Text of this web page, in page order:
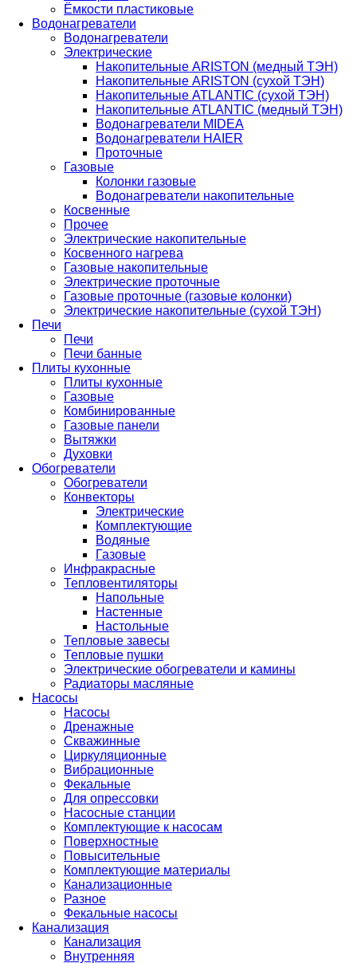
Ёмкости пластиковые
Водонагреватели
Водонагреватели
Электрические
Накопительные ARISTON (медный ТЭН)
Накопительные ARISTON (сухой ТЭН)
Накопительные ATLANTIC (сухой ТЭН)
Накопительные ATLANTIC (медный ТЭН)
Водонагреватели MIDEA
Водонагреватели HAIER
Проточные
Газовые
Колонки газовые
Водонагреватели накопительные
Косвенные
Прочее
Электрические накопительные
Косвенного нагрева
Газовые накопительные
Электрические проточные
Газовые проточные (газовые колонки)
Электрические накопительные (сухой ТЭН)
Печи
Печи
Печи банные
Плиты кухонные
Плиты кухонные
Газовые
Комбинированные
Газовые панели
Вытяжки
Духовки
Обогреватели
Обогреватели
Конвекторы
Электрические
Комплектующие
Водяные
Газовые
Инфракрасные
Тепловентиляторы
Напольные
Настенные
Настольные
Тепловые завесы
Тепловые пушки
Электрические обогреватели и камины
Радиаторы масляные
Насосы
Насосы
Дренажные
Скважинные
Циркуляционные
Вибрационные
Фекальные
Для опрессовки
Насосные станции
Комплектующие к насосам
Поверхностные
Повысительные
Комплектующие материалы
Канализационные
Разное
Фекальные насосы
Канализация
Канализация
Внутренняя